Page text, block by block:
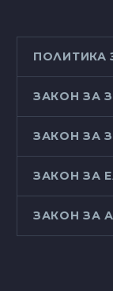
ПОЛИТИКА
ЗАКОН ЗА
ЗАКОН ЗА
ЗАКОН ЗА
ЗАКОН ЗА